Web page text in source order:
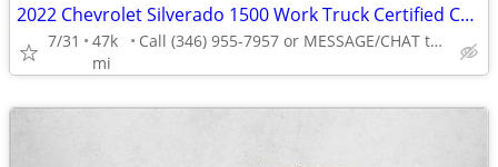
2022 Chevrolet Silverado 1500 Work Truck Certified Chevy AUTONATION
7/31
47k
mi
Call (346) 955-7957 or MESSAGE/CHAT to confirm availability